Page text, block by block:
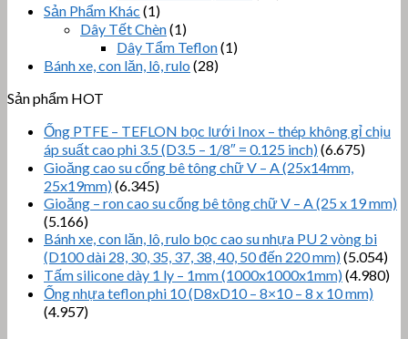
Sản Phẩm Khác (1)
Dây Tết Chèn(1)
Dây Tẩm Teflon(1)
Bánh xe, con lăn, lô, rulo (28)
Sản phẩm HOT
Ống PTFE – TEFLON bọc lưới Inox – thép không gỉ chịu
áp suất cao phi 3.5 (D3.5 – 1/8″ = 0.125 inch)(6.675)
Gioăng cao su cống bê tông chữ V – A (25x14mm,
25x19mm)(6.345)
Gioăng – ron cao su cống bê tông chữ V – A (25 x 19 mm)
(5.166)
Bánh xe, con lăn, lô, rulo bọc cao su nhựa PU 2 vòng bi
(D100 dài 28, 30, 35, 37, 38, 40, 50 đến 220 mm)(5.054)
Tấm silicone dày 1 ly – 1mm (1000x1000x1mm)(4.980)
Ống nhựa teflon phi 10 (D8xD10 – 8×10 – 8 x 10 mm)
(4.957)